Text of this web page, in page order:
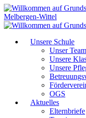
Unsere Schule
Unser Team
Unsere
Unsere
OGS
Aktuelles
Elternbriefe